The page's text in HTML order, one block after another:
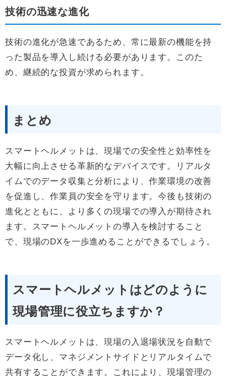
技術の迅速な進化
技術の進化が急速であるため、常に最新の機能を持
った製品を導入し続ける必要があります。このた
め、継続的な投資が求められます。
まとめ
スマートヘルメットは、現場での安全性と効率性を
大幅に向上させる革新的なデバイスです。リアルタ
イムでのデータ収集と分析により、作業環境の改善
を促進し、作業員の安全を守ります。今後も技術の
進化とともに、より多くの現場での導入が期待され
ます。スマートヘルメットの導入を検討すること
で、現場のDXを一歩進めることができるでしょう。
スマートヘルメットはどのように
現場管理に役立ちますか？
スマートヘルメットは、現場の入退場状況を自動で
データ化し、マネジメントサイドとリアルタイムで
共有することができます。これにより、現場管理の